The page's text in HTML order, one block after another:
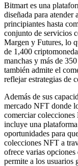
Bitmart es una
diseñada para atender
principiantes hasta
conjunto de servicios
Margen y Futures, lo
de 1,400
manchas y más de
también admite el
reflejar estrategias de
Además de sus
mercado NFT donde
comerciar
incluye una
oportunidades para
colecciones NFT a
ofrece varias
permite a los usuarios